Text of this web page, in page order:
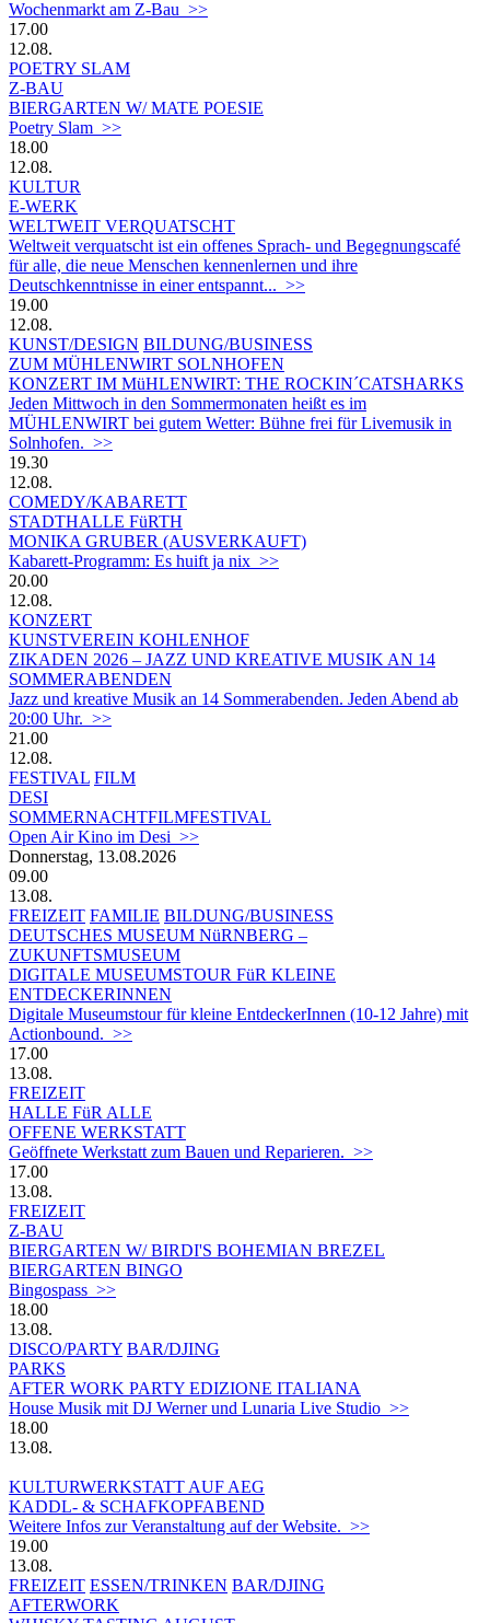
Wochenmarkt am Z-Bau >>
17.00
12.08.
POETRY SLAM
Z-BAU
BIERGARTEN W/ MATE POESIE
Poetry Slam >>
18.00
12.08.
KULTUR
E-WERK
WELTWEIT VERQUATSCHT
Weltweit verquatscht ist ein offenes Sprach- und Begegnungscafé
für alle, die neue Menschen kennenlernen und ihre
Deutschkenntnisse in einer entspannt... >>
19.00
12.08.
KUNST/DESIGN BILDUNG/BUSINESS
ZUM MÜHLENWIRT SOLNHOFEN
KONZERT IM MüHLENWIRT: THE ROCKIN´CATSHARKS
Jeden Mittwoch in den Sommermonaten heißt es im
MÜHLENWIRT bei gutem Wetter: Bühne frei für Livemusik in
Solnhofen. >>
19.30
12.08.
COMEDY/KABARETT
STADTHALLE FüRTH
MONIKA GRUBER (AUSVERKAUFT)
Kabarett-Programm: Es huift ja nix >>
20.00
12.08.
KONZERT
KUNSTVEREIN KOHLENHOF
ZIKADEN 2026 – JAZZ UND KREATIVE MUSIK AN 14
SOMMERABENDEN
Jazz und kreative Musik an 14 Sommerabenden. Jeden Abend ab
20:00 Uhr. >>
21.00
12.08.
FESTIVAL FILM
DESI
SOMMERNACHTFILMFESTIVAL
Open Air Kino im Desi >>
Donnerstag, 13.08.2026
09.00
13.08.
FREIZEIT FAMILIE BILDUNG/BUSINESS
DEUTSCHES MUSEUM NüRNBERG –
ZUKUNFTSMUSEUM
DIGITALE MUSEUMSTOUR FüR KLEINE
ENTDECKERINNEN
Digitale Museumstour für kleine EntdeckerInnen (10-12 Jahre) mit
Actionbound. >>
17.00
13.08.
FREIZEIT
HALLE FüR ALLE
OFFENE WERKSTATT
Geöffnete Werkstatt zum Bauen und Reparieren. >>
17.00
13.08.
FREIZEIT
Z-BAU
BIERGARTEN W/ BIRDI'S BOHEMIAN BREZEL
BIERGARTEN BINGO
Bingospass >>
18.00
13.08.
DISCO/PARTY BAR/DJING
PARKS
AFTER WORK PARTY EDIZIONE ITALIANA
House Musik mit DJ Werner und Lunaria Live Studio >>
18.00
13.08.
KULTURWERKSTATT AUF AEG
KADDL- & SCHAFKOPFABEND
Weitere Infos zur Veranstaltung auf der Website. >>
19.00
13.08.
FREIZEIT ESSEN/TRINKEN BAR/DJING
AFTERWORK